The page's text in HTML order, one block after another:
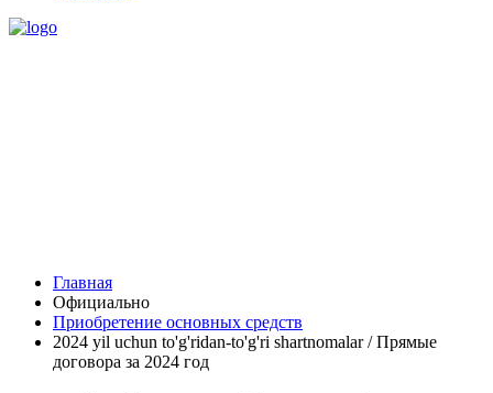
Главная
Официально
Приобретение основных средств
2024 yil uchun to'g'ridan-to'g'ri shartnomalar / Прямые
договора за 2024 год